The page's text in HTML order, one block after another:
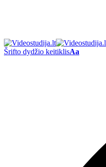
Šrifto dydžio keitiklisAa